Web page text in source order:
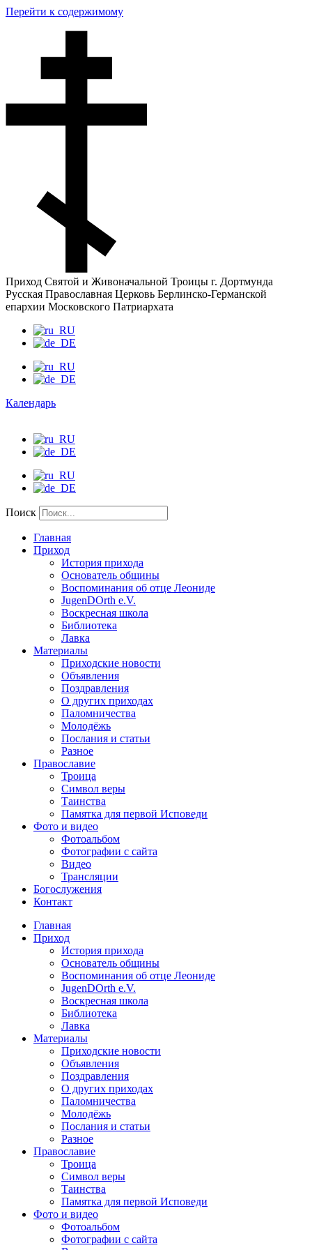
Перейти к содержимому
Приход Святой и Живоначальной Троицы г. Дортмунда
Русская Православная Церковь Берлинско-Германской
епархии Московского Патриархата
Календарь
Поиск
Главная
Приход
История прихода
Основатель общины
Воспоминания об отце Леониде
JugenDOrth e.V.
Воскресная школа
Библиотека
Лавка
Материалы
Приходские новости
Объявления
Поздравления
О других приходах
Паломничества
Молодёжь
Послания и статьи
Разное
Православие
Троица
Символ веры
Таинства
Памятка для первой Исповеди
Фото и видео
Фотоальбом
Фотографии с сайта
Видео
Трансляции
Богослужения
Контакт
Главная
Приход
История прихода
Основатель общины
Воспоминания об отце Леониде
JugenDOrth e.V.
Воскресная школа
Библиотека
Лавка
Материалы
Приходские новости
Объявления
Поздравления
О других приходах
Паломничества
Молодёжь
Послания и статьи
Разное
Православие
Троица
Символ веры
Таинства
Памятка для первой Исповеди
Фото и видео
Фотоальбом
Фотографии с сайта